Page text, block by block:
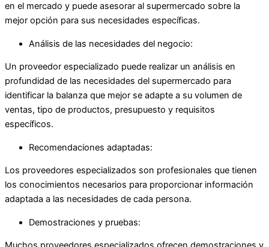
en el mercado y puede asesorar al supermercado sobre la
mejor opción para sus necesidades específicas.
Análisis de las necesidades del negocio:
Un proveedor especializado puede realizar un análisis en
profundidad de las necesidades del supermercado para
identificar la balanza que mejor se adapte a su volumen de
ventas, tipo de productos, presupuesto y requisitos
específicos.
Recomendaciones adaptadas:
Los proveedores especializados son profesionales que tienen
los conocimientos necesarios para proporcionar información
adaptada a las necesidades de cada persona.
Demostraciones y pruebas: